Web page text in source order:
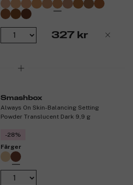
327 kr
Smashbox
Always On Skin-Balancing Setting
Powder Translucent Dark 9,9 g
-28%
Färger